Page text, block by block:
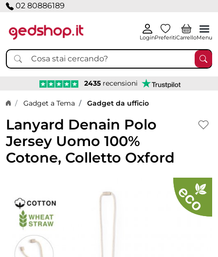
02 80886189
LoginPreferitiCarrelloMenu
2435 recensioni
Home page
Gadget a Tema Gadget da ufficio
Lanyard Denain Polo
Jersey Uomo 100%
Cotone, Colletto Oxford